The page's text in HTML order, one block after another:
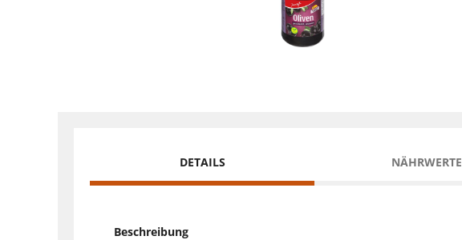
DETAILS NÄHRWERTE
Beschreibung